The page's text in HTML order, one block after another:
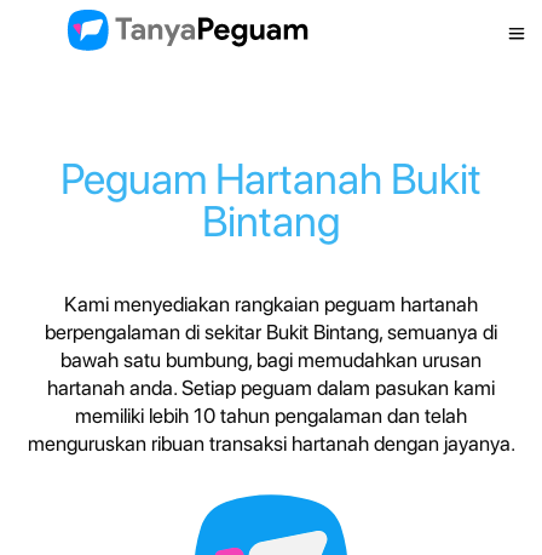
Peguam Hartanah Bukit
Bintang
Kami menyediakan rangkaian peguam hartanah
berpengalaman di sekitar Bukit Bintang, semuanya di
bawah satu bumbung, bagi memudahkan urusan
hartanah anda. Setiap peguam dalam pasukan kami
memiliki lebih 10 tahun pengalaman dan telah
menguruskan ribuan transaksi hartanah dengan jayanya.